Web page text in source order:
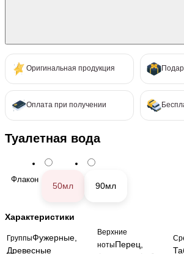
Оригинальная продукция
Оплата при получении
Туалетная вода
Флакон
50мл 90мл
Характеристики
ГруппыФужерные,
Древесные
Верхние
нотыПерец,